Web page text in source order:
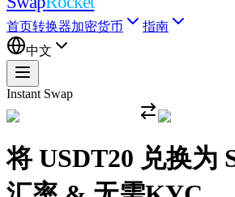
首页转换器加密货币
指南
中文
Instant Swap
将 USDT20 兑换为